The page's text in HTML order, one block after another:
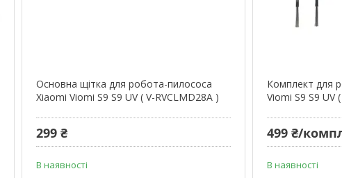
Основна щітка для робота-пилососа
Xiaomi Viomi S9 S9 UV ( V-RVCLMD28A )
299 ₴
В наявності
Комплект для
Viomi S9 S9 UV
499 ₴/
В наявності